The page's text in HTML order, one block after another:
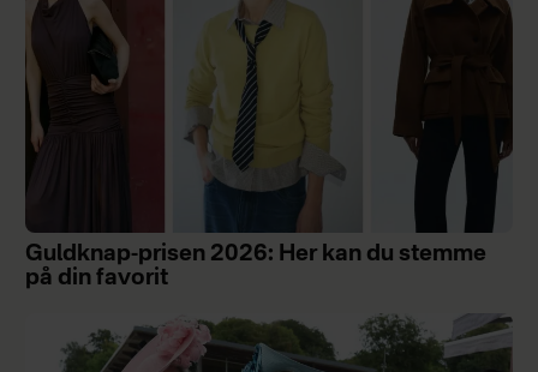
Guldknap-prisen 2026: Her kan du stemme
på din favorit